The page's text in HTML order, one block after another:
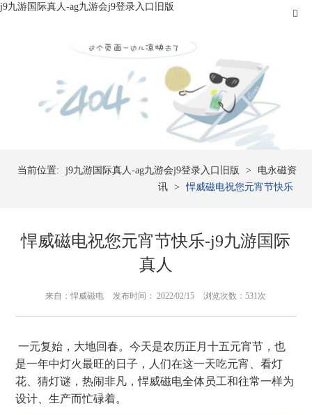
j9九游国际真人-ag九游会j9登录入口旧版
当前位置: j9九游国际真人-ag九游会j9登录入口旧版 >
电永磁资
讯
> 悍威磁电祝您元宵节快乐
悍威磁电祝您元宵节快乐-j9九游国际
真人
来自：悍威磁电 发布时间： 2022/02/15 浏览次数：531次
一元复始，大地回春。今天是农历正月十五元宵节，也
是一年中灯火最旺的日子，人们在这一天吃元宵、看灯
花、猜灯谜，热闹非凡，悍威磁电全体员工和往常一样为
设计、生产而忙碌着。